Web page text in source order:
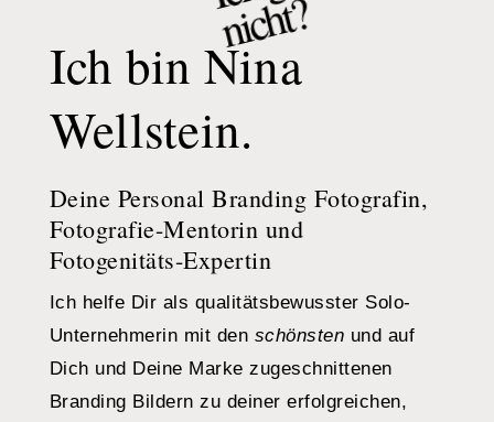
?
Ich bin Nina
Wellstein.
Deine Personal Branding Fotografin,
Fotografie-Mentorin und
Fotogenitäts-Expertin
Ich helfe Dir als qualitätsbewusster Solo-
Unternehmerin mit den schönsten und auf
Dich und Deine Marke zugeschnittenen
Branding Bildern zu deiner erfolgreichen,